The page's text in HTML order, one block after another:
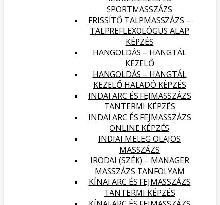
SPORTMASSZÁZS
FRISSÍTŐ TALPMASSZÁZS –
TALPREFLEXOLÓGUS ALAP
KÉPZÉS
HANGOLDÁS – HANGTÁL
KEZELŐ
HANGOLDÁS – HANGTÁL
KEZELŐ HALADÓ KÉPZÉS
INDAI ARC ÉS FEJMASSZÁZS
TANTERMI KÉPZÉS
INDAI ARC ÉS FEJMASSZÁZS
ONLINE KÉPZÉS
INDIAI MELEG OLAJOS
MASSZÁZS
IRODAI (SZÉK) – MANAGER
MASSZÁZS TANFOLYAM
KÍNAI ARC ÉS FEJMASSZÁZS
TANTERMI KÉPZÉS